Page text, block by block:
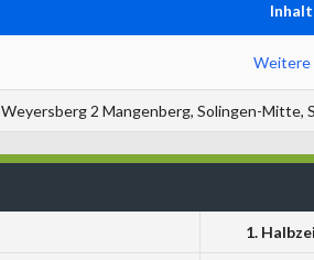
Weitere
Weyersberg 2 Mangenberg, Solingen-Mitte,
1.